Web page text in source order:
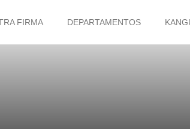
FIRMA DEPARTAMENTOS